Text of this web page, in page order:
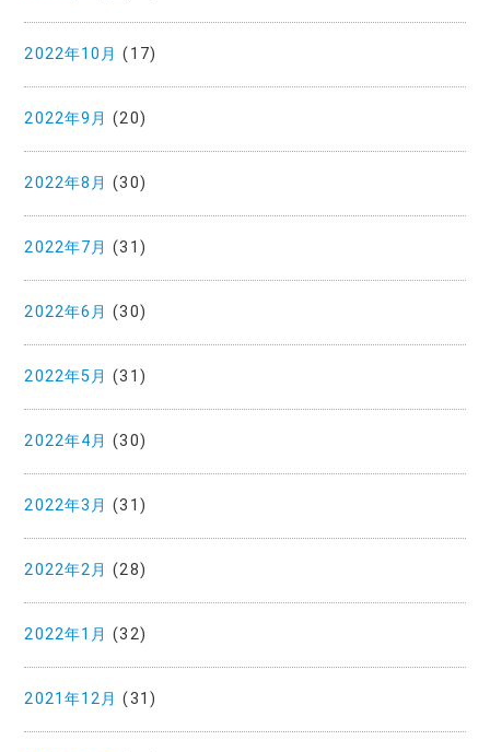
2022年10月 (17)
2022年9月 (20)
2022年8月 (30)
2022年7月 (31)
2022年6月 (30)
2022年5月 (31)
2022年4月 (30)
2022年3月 (31)
2022年2月 (28)
2022年1月 (32)
2021年12月 (31)